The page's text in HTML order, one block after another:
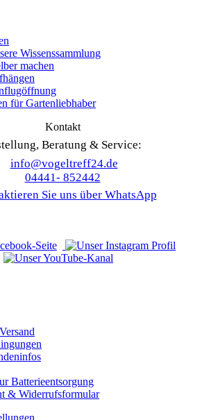
Wissenssammlung
machen
für Gartenliebhaber
Kontakt
Beratung & Service:
info@vogeltreff24.de
04441- 852442
Batterieentsorgung
& Widerrufsformular